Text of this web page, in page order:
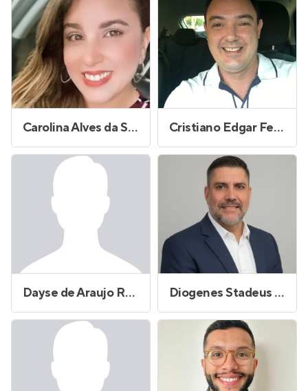
Carolina Alves da Silva Andrade Cristiano Edgar Fernandes Rizo
Dayse de Araujo Rodrigues Amorim Diogenes Stadeus Andrade